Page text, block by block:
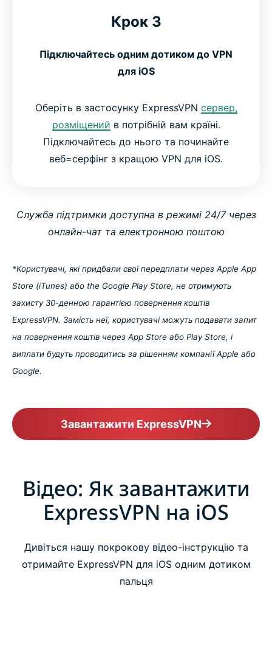
Крок 3
Підключайтесь одним дотиком до VPN
для iOS
Оберіть в застосунку ExpressVPN сервер,
розміщений в потрібній вам країні.
Підключайтесь до нього та починайте
веб=серфінг з кращою VPN для iOS.
Служба підтримки доступна в режимі 24/7 через
онлайн-чат та електронною поштою
*Користувачі, які придбали свої передплати через Apple App
Store (iTunes) або the Google Play Store, не отримують
захисту 30-денною гарантією повернення коштів
ExpressVPN. Замість неї, користувачі можуть подавати запит
на повернення коштів через App Store або Play Store, і
виплати будуть проводитись за рішенням компанії Apple або
Google.
Завантажити ExpressVPN
Відео: Як завантажити
ExpressVPN на iOS
Дивіться нашу покрокову відео-інструкцію та
отримайте ExpressVPN для iOS одним дотиком
пальця